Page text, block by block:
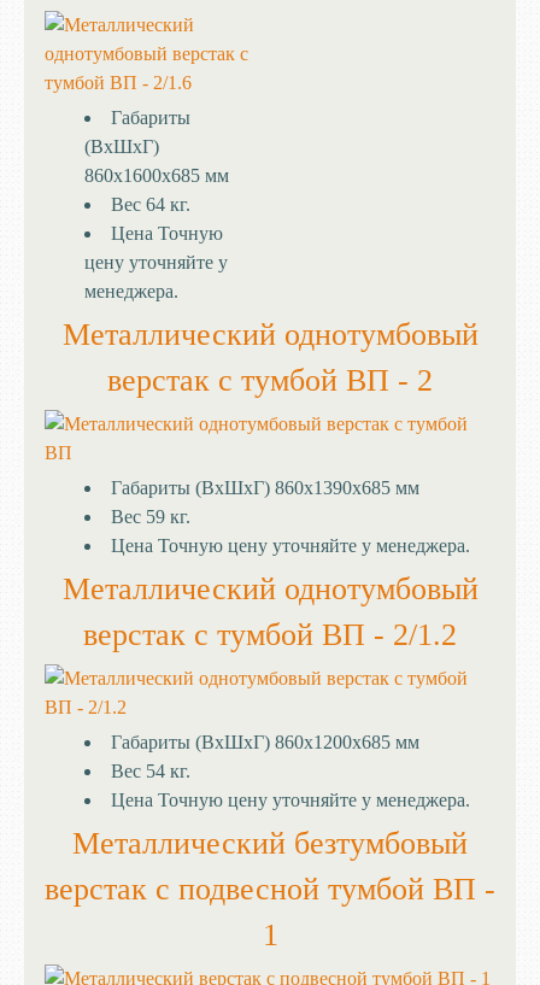
Габариты
(ВхШхГ)
860х1600х685 мм
Вес 64 кг.
Цена Точную
цену уточняйте у
менеджера.
Металлический однотумбовый
верстак с тумбой ВП - 2
Габариты (ВхШхГ) 860х1390х685 мм
Вес 59 кг.
Цена Точную цену уточняйте у менеджера.
Металлический однотумбовый
верстак с тумбой ВП - 2/1.2
Габариты (ВхШхГ) 860х1200х685 мм
Вес 54 кг.
Цена Точную цену уточняйте у менеджера.
Металлический безтумбовый
верстак с подвесной тумбой ВП -
1